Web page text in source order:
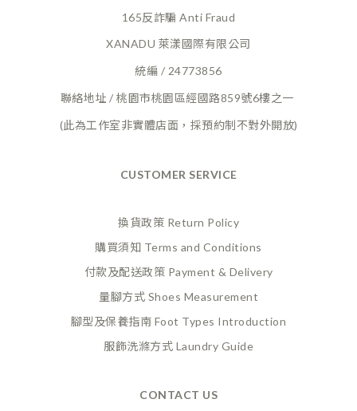
165反詐騙 Anti Fraud
XANADU 萊漾國際有限公司
統編 / 24773856
聯絡地址 / 桃園市桃園區經國路859號6樓之一
(此為工作室非實體店面，採預約制不對外開放)
CUSTOMER SERVICE
換貨政策 Return Policy
購買須知 Terms and Conditions
付款及配送政策 Payment & Delivery
量腳方式 Shoes Measurement
腳型及保養指南 Foot Types Introduction
服飾洗滌方式 Laundry Guide
CONTACT US